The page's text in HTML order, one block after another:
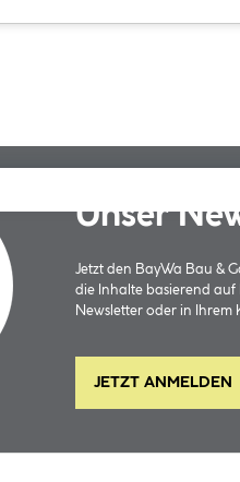
Unser
Jetzt den BayWa Bau &
die Inhalte basierend
Newsletter oder in Ihrem
JETZT ANMELDEN